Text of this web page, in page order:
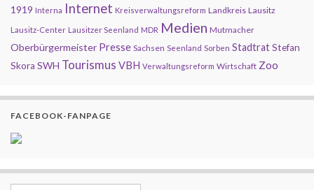
1919 Interna Internet Kreisverwaltungsreform Landkreis Lausitz
Lausitz-Center Lausitzer Seenland MDR Medien Mutmacher
Oberbürgermeister Presse Sachsen Seenland Sorben StadtratStefan
Skora SWH Tourismus VBH Verwaltungsreform Wirtschaft Zoo
FACEBOOK-FANPAGE